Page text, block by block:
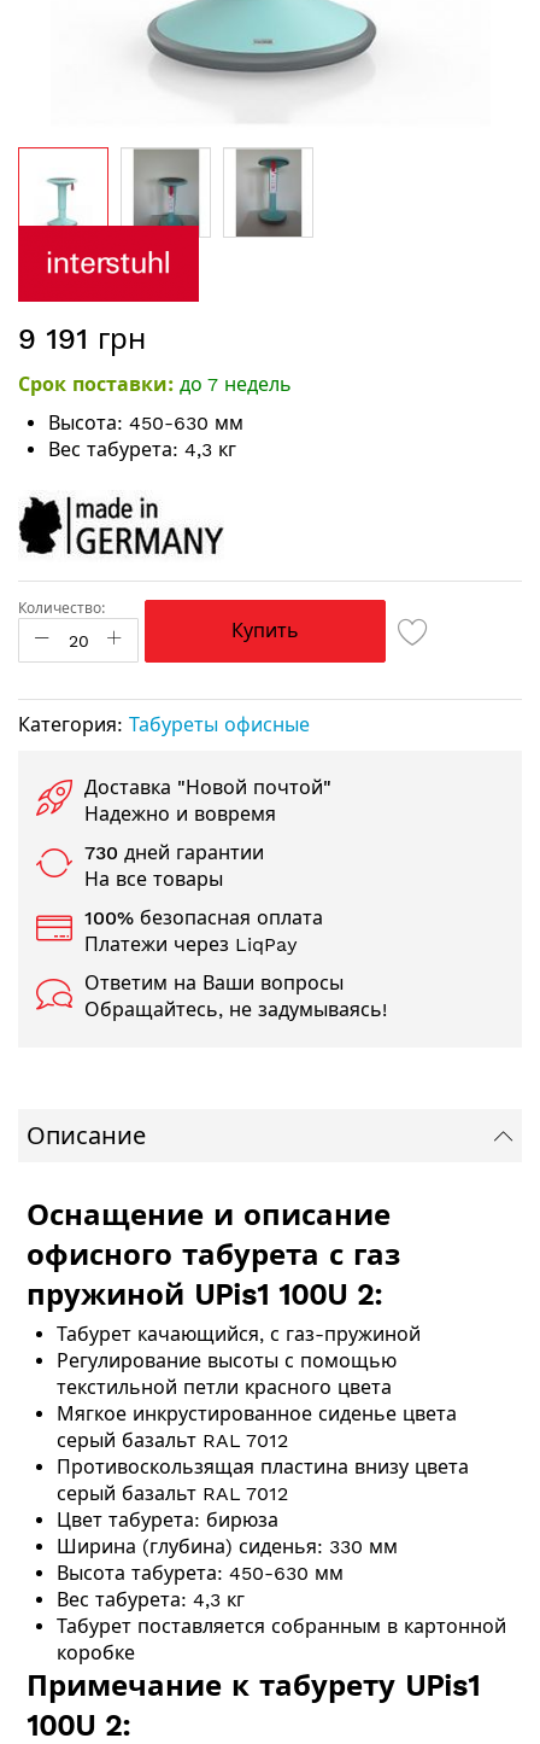
изображений
9 191 грн
Срок поставки: до 7 недель
Высота: 450-630 мм
Вес табурета: 4,3 кг
Количество:
Купить
Категория: Табуреты офисные
Доставка "Новой почтой"
Надежно и вовремя
730 дней гарантии
На все товары
100% безопасная оплата
Платежи через LiqPay
Ответим на Ваши вопросы
Обращайтесь, не задумываясь!
Описание
Оснащение и описание
офисного табурета с газ
пружиной UPis1 100U 2:
Табурет качающийся, с газ-пружиной
Регулирование высоты с помощью
текстильной петли красного цвета
Мягкое инкрустированное сиденье цвета
серый базальт RAL 7012
Противоскользящая пластина внизу цвета
серый базальт RAL 7012
Цвет табурета: бирюза
Ширина (глубина) сиденья: 330 мм
Высота табурета: 450-630 мм
Вес табурета: 4,3 кг
Табурет поставляется собранным в картонной
коробке
Примечание к табурету UPis1
100U 2: